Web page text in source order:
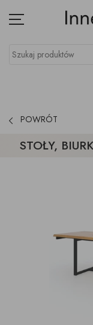
Menu
Szukaj produktów
POWRÓT
STOŁY,